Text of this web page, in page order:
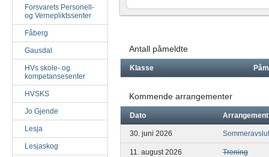
Forsvarets Personell-
og Vernepliktssenter
Fåberg
Gausdal
HVs skole- og
kompetansesenter
HVSKS
Jo Gjende
Lesja
Lesjaskog
Antall påmeldte
Klasse
Kommende arrangementer
Dato Arrangement
30. juni 2026
11. august 2026 Trening